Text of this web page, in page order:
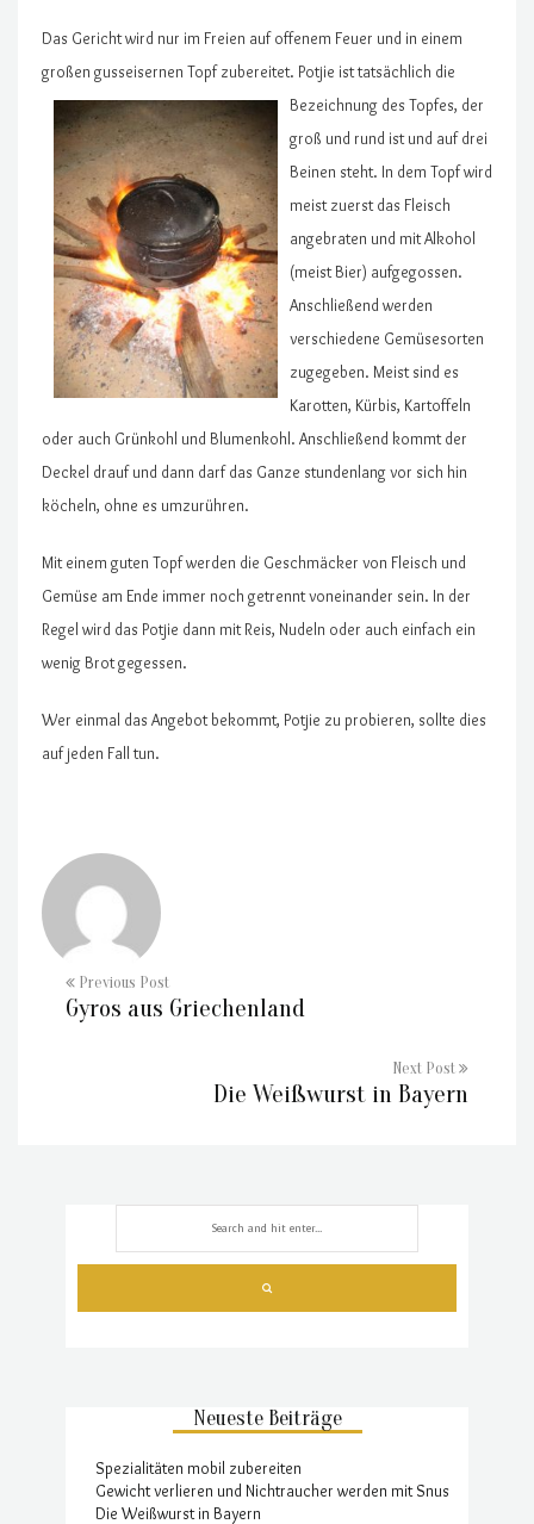
Das Gericht wird nur im Freien auf offenem Feuer und in einem
großen gusseisernen Topf zubereitet. Potjie ist tatsächlich die
Bezeichnung des Topfes, der
groß und rund ist und auf drei
Beinen steht. In dem Topf wird
meist zuerst das Fleisch
angebraten und mit Alkohol
(meist Bier) aufgegossen.
Anschließend werden
verschiedene Gemüsesorten
zugegeben. Meist sind es
Karotten, Kürbis, Kartoffeln
oder auch Grünkohl und Blumenkohl. Anschließend kommt der
Deckel drauf und dann darf das Ganze stundenlang vor sich hin
köcheln, ohne es umzurühren.
Mit einem guten Topf werden die Geschmäcker von Fleisch und
Gemüse am Ende immer noch getrennt voneinander sein. In der
Regel wird das Potjie dann mit Reis, Nudeln oder auch einfach ein
wenig Brot gegessen.
Wer einmal das Angebot bekommt, Potjie zu probieren, sollte dies
auf jeden Fall tun.
Previous Post
Gyros aus Griechenland
Next Post
Die Weißwurst in Bayern
Neueste Beiträge
Spezialitäten mobil zubereiten
Gewicht verlieren und Nichtraucher werden mit Snus
Die Weißwurst in Bayern